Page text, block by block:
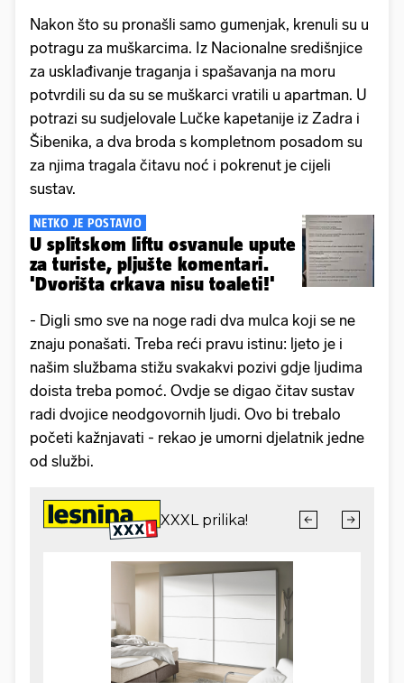
Nakon što su pronašli samo gumenjak, krenuli su u
potragu za muškarcima. Iz Nacionalne središnjice
za usklađivanje traganja i spašavanja na moru
potvrdili su da su se muškarci vratili u apartman. U
potrazi su sudjelovale Lučke kapetanije iz Zadra i
Šibenika, a dva broda s kompletnom posadom su
za njima tragala čitavu noć i pokrenut je cijeli
sustav.
NETKO JE POSTAVIO
U splitskom liftu osvanule upute
za turiste, pljušte komentari.
'Dvorišta crkava nisu toaleti!'
- Digli smo sve na noge radi dva mulca koji se ne
znaju ponašati. Treba reći pravu istinu: ljeto je i
našim službama stižu svakakvi pozivi gdje ljudima
doista treba pomoć. Ovdje se digao čitav sustav
radi dvojice neodgovornih ljudi. Ovo bi trebalo
početi kažnjavati - rekao je umorni djelatnik jedne
od službi.